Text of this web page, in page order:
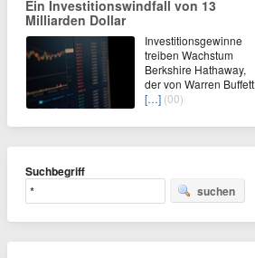
Ein Investitionswindfall von 13
Milliarden Dollar
Investitionsgewinne
treiben Wachstum
Berkshire Hathaway,
der von Warren Buffett
[…] (00)
Suchbegriff
suchen